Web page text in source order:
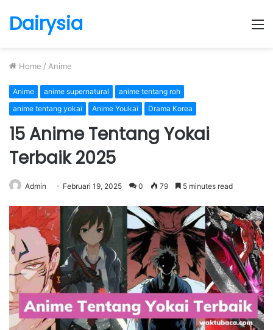
Dairysia
Home / Anime
Anime anime supernatural
anime tentang roh
anime tentang yokai
Anime Youkai Drama Korea
15 Anime Tentang Yokai
Terbaik 2025
Admin Februari 19, 2025 0 79 5 minutes read